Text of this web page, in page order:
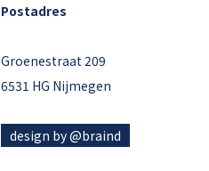
Postadres
Groenestraat 209
6531 HG Nijmegen
design by @braind